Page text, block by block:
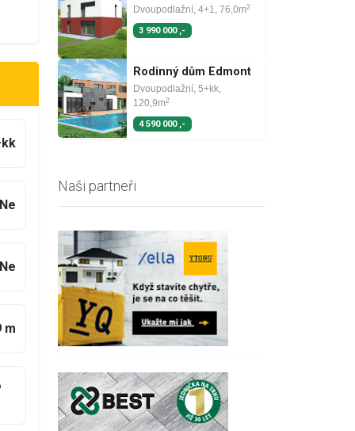
m
Dvoupodlažní, 4+1, 76,0m2
3 990 000 ,-
Rodinný dům Edmont
Dvoupodlažní, 5+kk,
120,9m2
4 590 000 ,-
Naši partneři